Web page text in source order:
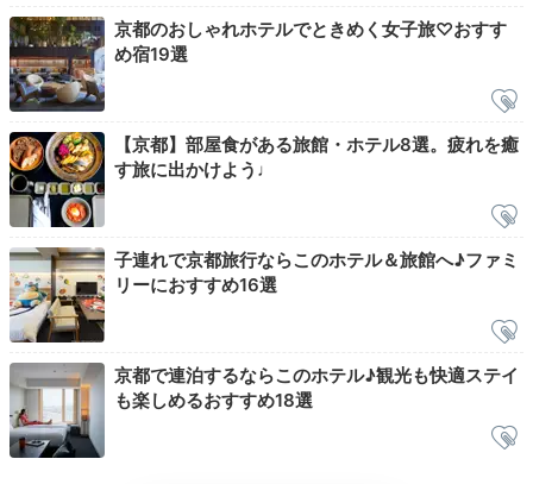
ホテルスタッフのおすすめ
総支配人
早起きが苦手な方もいるかもしれませんが、早朝に出発
することがこのツアーのこだわり。人混みを避けて、粋
な祇園を独り占めすることができます。
Breakfast
08:00
スプレッドや珈琲と楽しむ
焼きたてパンの朝食
京都のおしゃれホテルでときめく女子旅♡おすす
め宿19選
【京都】部屋食がある旅館・ホテル8選。疲れを癒
す旅に出かけよう♩
子連れで京都旅行ならこのホテル＆旅館へ♪ファミ
リーにおすすめ16選
京都で連泊するならこのホテル♪観光も快適ステイ
も楽しめるおすすめ18選